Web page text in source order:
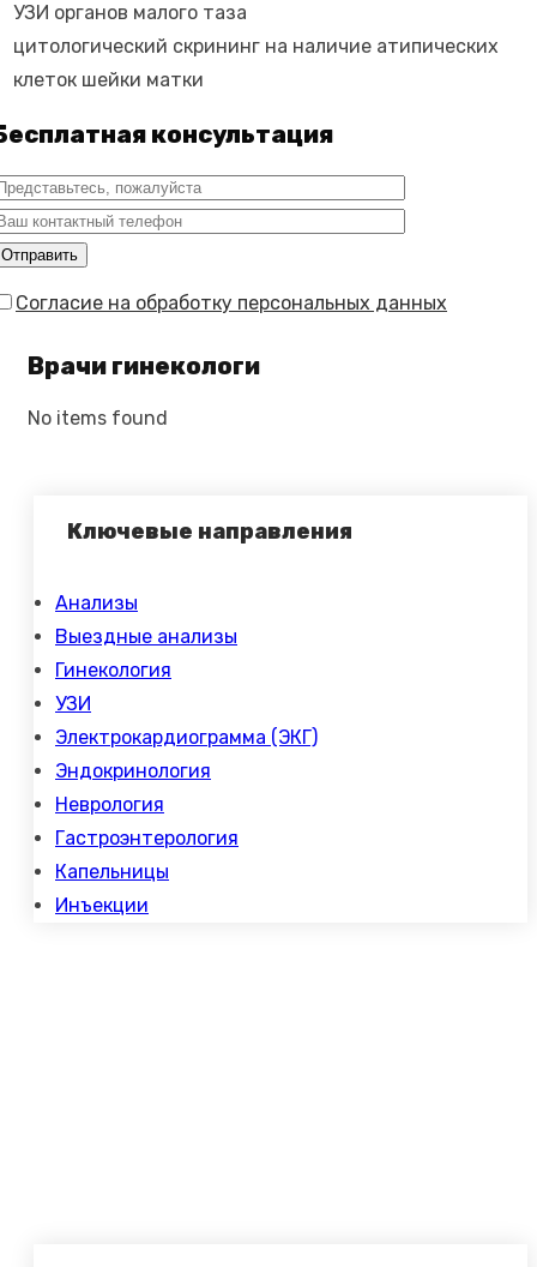
УЗИ органов малого таза
цитологический скрининг на наличие атипических
клеток шейки матки
консультация
Согласие на обработку персональных данных
Врачи гинекологи
No items found
Ключевые направления
Анализы
Выездные анализы
Гинекология
УЗИ
Электрокардиограмма (ЭКГ)
Эндокринология
Неврология
Гастроэнтерология
Капельницы
Инъекции